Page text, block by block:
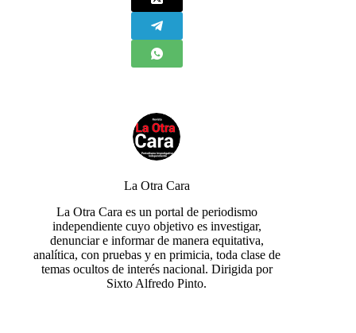
La Otra Cara
La Otra Cara es un portal de periodismo
independiente cuyo objetivo es investigar,
denunciar e informar de manera equitativa,
analítica, con pruebas y en primicia, toda clase de
temas ocultos de interés nacional. Dirigida por
Sixto Alfredo Pinto.